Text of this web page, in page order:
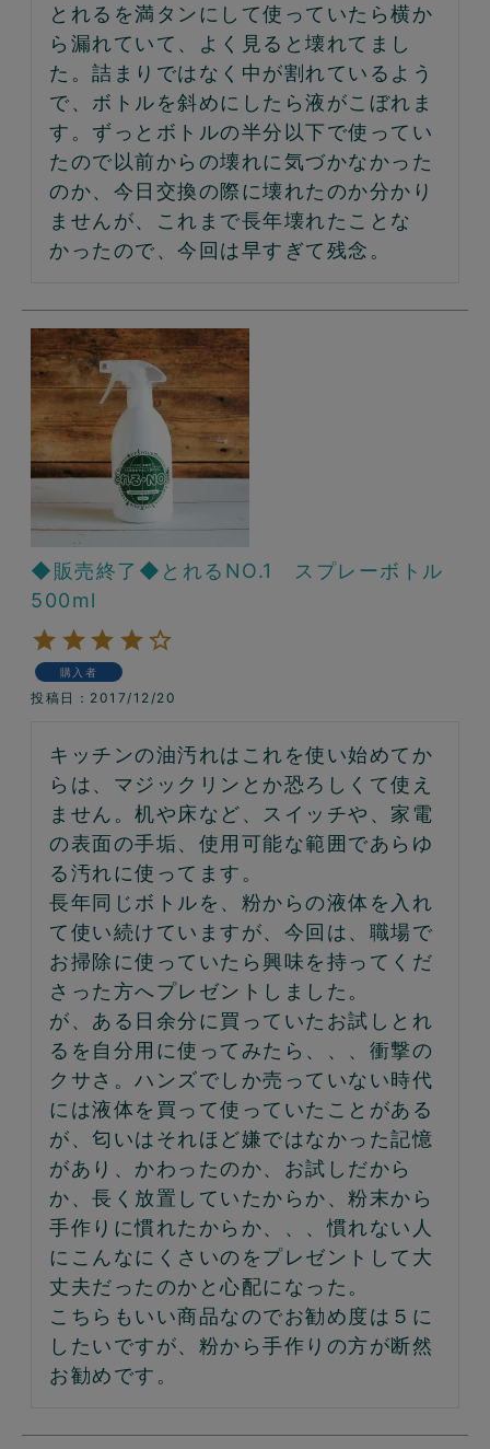
とれるを満タンにして使っていたら横か
ら漏れていて、よく見ると壊れてまし
た。詰まりではなく中が割れているよう
で、ボトルを斜めにしたら液がこぼれま
す。ずっとボトルの半分以下で使ってい
たので以前からの壊れに気づかなかった
のか、今日交換の際に壊れたのか分かり
ませんが、これまで長年壊れたことな
かったので、今回は早すぎて残念。
◆販売終了◆とれるNO.1 スプレーボトル
500ml
購入者
投稿日 2017/12/20
キッチンの油汚れはこれを使い始めてか
らは、マジックリンとか恐ろしくて使え
ません。机や床など、スイッチや、家電
の表面の手垢、使用可能な範囲であらゆ
る汚れに使ってます。
長年同じボトルを、粉からの液体を入れ
て使い続けていますが、今回は、職場で
お掃除に使っていたら興味を持ってくだ
さった方へプレゼントしました。
が、ある日余分に買っていたお試しとれ
るを自分用に使ってみたら、、、衝撃の
クサさ。ハンズでしか売っていない時代
には液体を買って使っていたことがある
が、匂いはそれほど嫌ではなかった記憶
があり、かわったのか、お試しだから
か、長く放置していたからか、粉末から
手作りに慣れたからか、、、慣れない人
にこんなにくさいのをプレゼントして大
丈夫だったのかと心配になった。
こちらもいい商品なのでお勧め度は５に
したいですが、粉から手作りの方が断然
お勧めです。